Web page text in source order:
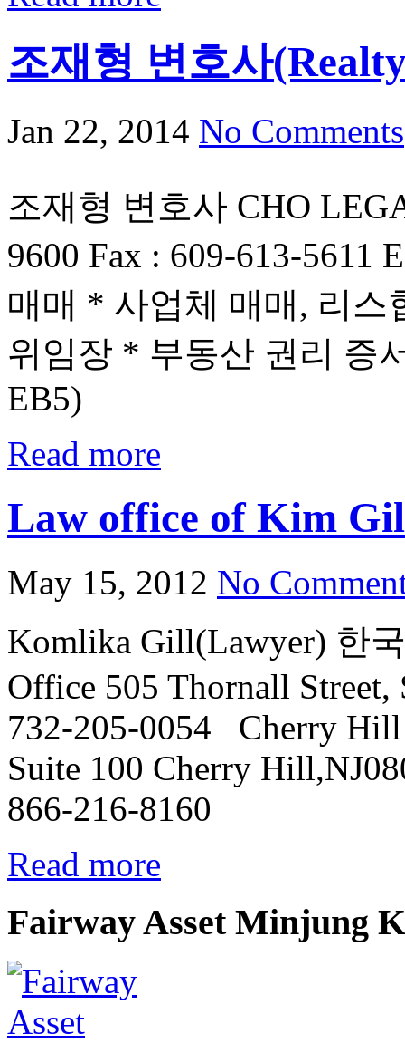
조재형 변호사
Jan 22, 2014 No Comments
조재형 변호사 CHO
9600 Fax : 609-613-5611
매매 * 사업체 매매, 리
위임장 * 부동산 권리 증
EB5)
Read more
Law office of Kim
May 15, 2012 No
Komlika Gill(Lawyer) 한
Office 505 Thornall
732-205-0054 Cherry Hill
Suite 100 Cherry
866-216-8160
Read more
Fairway Asset Minjung